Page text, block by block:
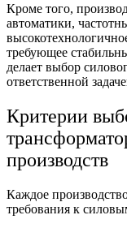
Кроме того,
автоматики,
требующее
делает выбор
ответственной
Критерии
производств
Каждое
требования к